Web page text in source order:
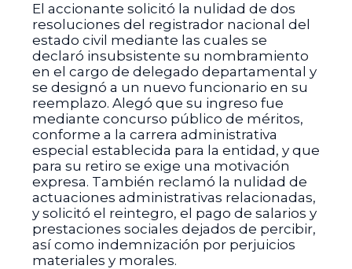
El accionante solicitó la nulidad de dos
resoluciones del registrador nacional del
estado civil mediante las cuales se
declaró insubsistente su nombramiento
en el cargo de delegado departamental y
se designó a un nuevo funcionario en su
reemplazo. Alegó que su ingreso fue
mediante concurso público de méritos,
conforme a la carrera administrativa
especial establecida para la entidad, y que
para su retiro se exige una motivación
expresa. También reclamó la nulidad de
actuaciones administrativas relacionadas,
y solicitó el reintegro, el pago de salarios y
prestaciones sociales dejados de percibir,
así como indemnización por perjuicios
materiales y morales.